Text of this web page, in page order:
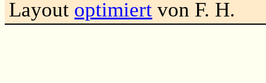
Layout optimiert von F. H.